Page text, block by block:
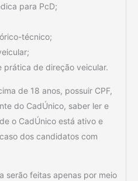
para PcD;
técnico;
prática de direção veicular.
de 18 anos, possuir CPF,
do CadÚnico, saber ler e
o CadÚnico está ativo e
dos candidatos com
serão feitas apenas por meio